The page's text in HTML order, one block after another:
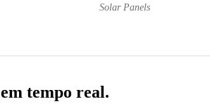
Solar Panels
em tempo real.